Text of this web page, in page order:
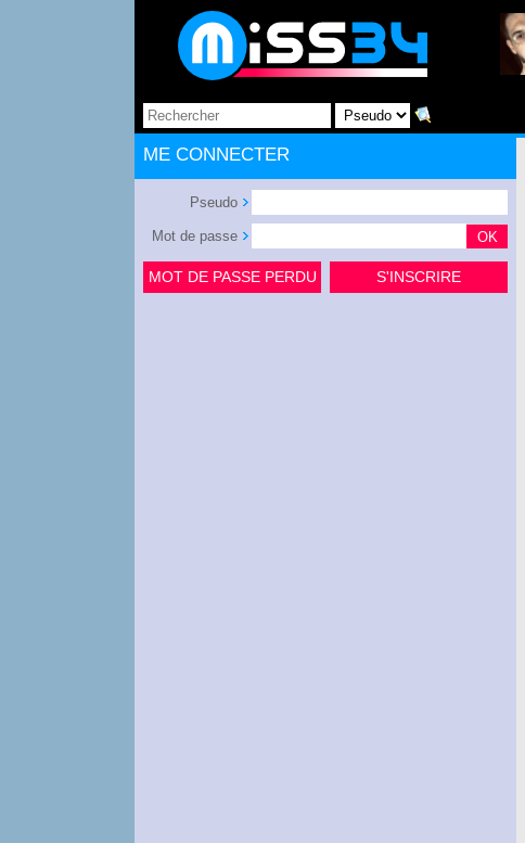
ME CONNECTER
Pseudo
Mot de passe
MOT DE PASSE PERDU S'INSCRIRE